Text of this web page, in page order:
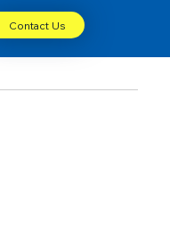
Contact Us